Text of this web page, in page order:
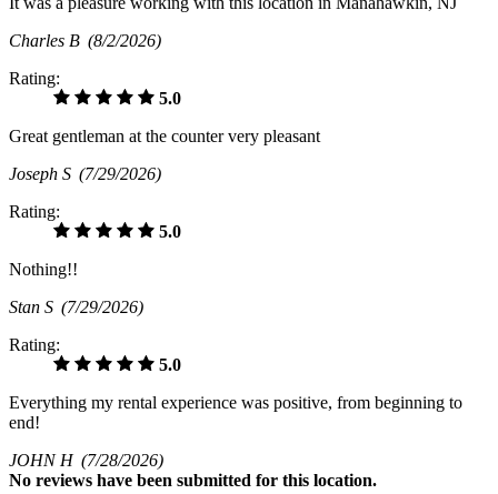
Charles B (8/2/2026)
Rating:
5.0
Great gentleman at the counter very pleasant
Joseph S (7/29/2026)
Rating:
5.0
Nothing!!
Stan S (7/29/2026)
Rating:
5.0
Everything my rental experience was positive, from beginning to
end!
JOHN H (7/28/2026)
No reviews have been submitted for this location.